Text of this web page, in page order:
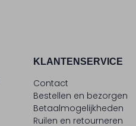
KLANTENSERVICE
Contact
Bestellen en bezorgen
Betaalmogelijkheden
Ruilen en retourneren